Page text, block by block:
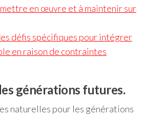
en œuvre et à maintenir sur
défis spécifiques pour intégrer
en raison de contraintes
générations futures.
naturelles pour les générations